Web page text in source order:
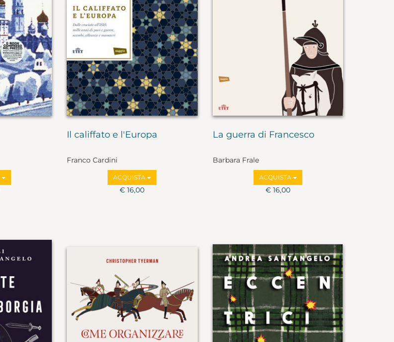
Il califfato e l'Europa
Franco Cardini
ACQUISTA
€ 16,00
La guerra di Francesco
Barbara Frale
ACQUISTA
€ 16,00